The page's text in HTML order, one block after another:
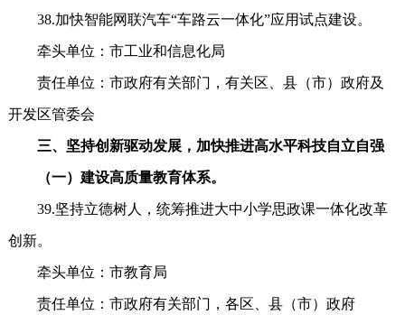
38.加快智能网联汽车“车路云一体化”应用试点建设。
牵头单位：市工业和信息化局
责任单位：市政府有关部门，有关区、县（市）政府及
开发区管委会
三、坚持创新驱动发展，加快推进高水平科技自立自强
（一）建设高质量教育体系。
39.坚持立德树人，统筹推进大中小学思政课一体化改革
创新。
牵头单位：市教育局
责任单位：市政府有关部门，各区、县（市）政府